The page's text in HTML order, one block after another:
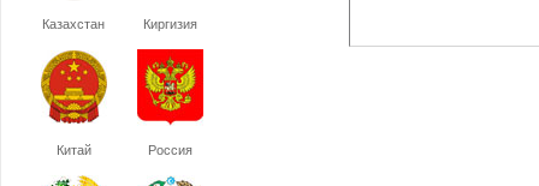
Казахстан Киргизия
Китай Россия